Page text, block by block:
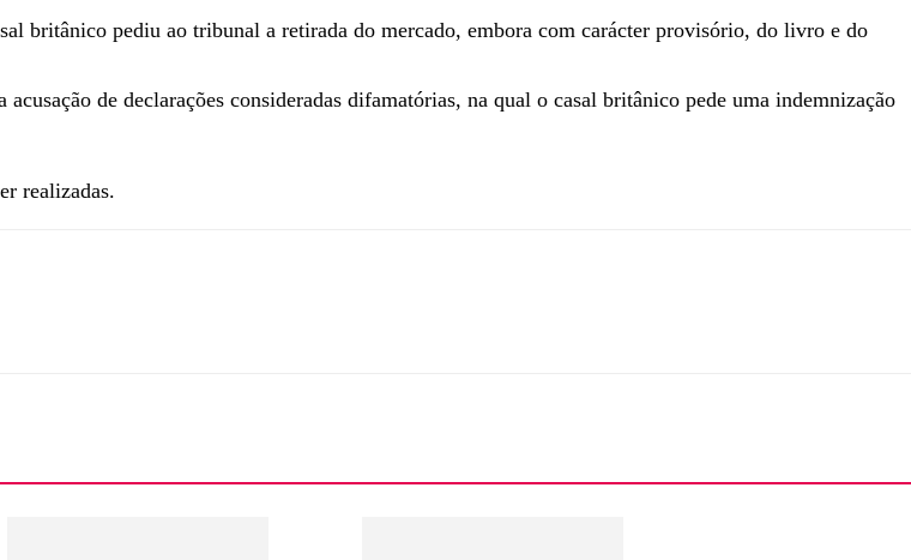
britânico pediu ao tribunal a retirada do mercado, embora com carácter provisório, do livro e do
de declarações consideradas difamatórias, na qual o casal britânico pede uma indemnização
realizadas.